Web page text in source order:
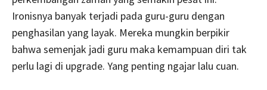
Ironisnya banyak terjadi pada guru-guru dengan
penghasilan yang layak. Mereka mungkin berpikir
bahwa semenjak jadi guru maka kemampuan diri tak
perlu lagi di upgrade. Yang penting ngajar lalu cuan.